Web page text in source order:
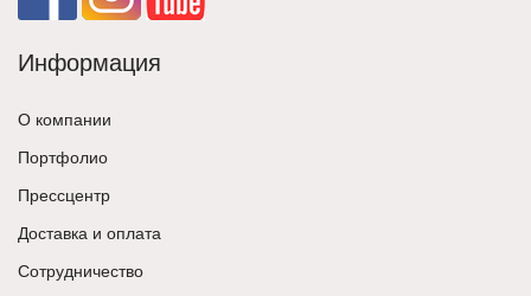
Информация
О компании
Портфолио
Прессцентр
Доставка и оплата
Сотрудничество